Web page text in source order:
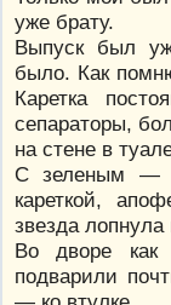
уже брату.
Выпуск был
было. Как
Каретка
сепараторы,
на стене в
С зеленым —
кареткой,
звезда
Во дворе как
подварили